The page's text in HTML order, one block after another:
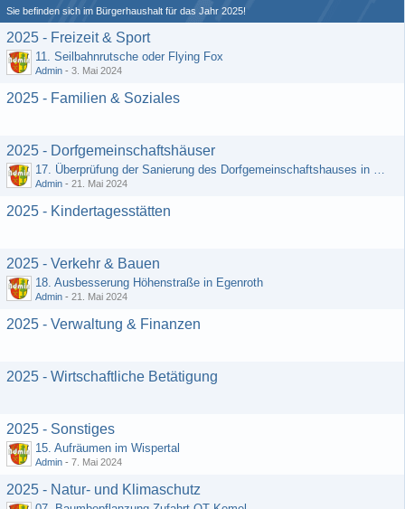
Sie befinden sich im Bürgerhaushalt für das Jahr 2025!
2025 - Freizeit & Sport
11. Seilbahnrutsche oder Flying Fox
Admin - 3. Mai 2024
2025 - Familien & Soziales
2025 - Dorfgemeinschaftshäuser
17. Überprüfung der Sanierung des Dorfgemeinschaftshauses in Egenroth
Admin - 21. Mai 2024
2025 - Kindertagesstätten
2025 - Verkehr & Bauen
18. Ausbesserung Höhenstraße in Egenroth
Admin - 21. Mai 2024
2025 - Verwaltung & Finanzen
2025 - Wirtschaftliche Betätigung
2025 - Sonstiges
15. Aufräumen im Wispertal
Admin - 7. Mai 2024
2025 - Natur- und Klimaschutz